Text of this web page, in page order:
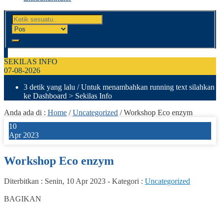
SEKILAS INFO
07-08-2026
3 detik yang lalu / Untuk menambahkan running text silahkan
ke Dashboard > Sekilas Info
Anda ada di : Home /Uncategorized /Workshop Eco enzym
10
Apr 2023
Workshop Eco enzym
Diterbitkan : Senin, 10 Apr 2023 - Kategori : Uncategorized
BAGIKAN